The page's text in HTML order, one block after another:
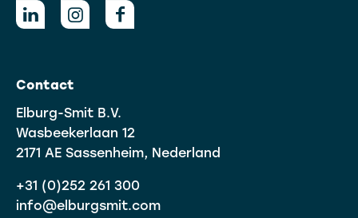
Contact
Elburg-Smit B.V.
Wasbeekerlaan 12
2171 AE Sassenheim, Nederland
+31 (0)252 261 300
info@elburgsmit.com